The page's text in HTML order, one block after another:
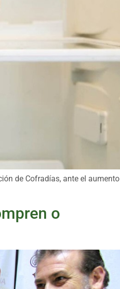
de Cofradías, ante el aumento
o